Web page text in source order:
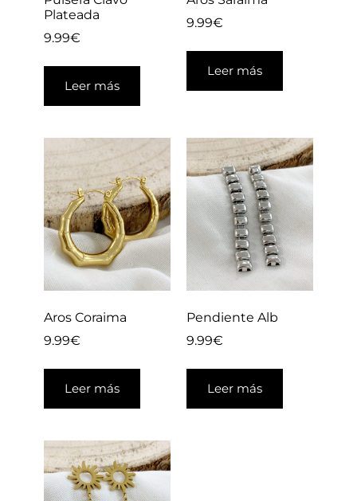
Plateada
9.99€
Leer más
9.99€
Leer más
Aros Coraima
9.99€
Leer más
Pendiente Alb
9.99€
Leer más